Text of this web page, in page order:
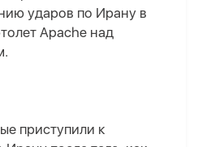
ударов по Ирану в
Apache над
приступили к